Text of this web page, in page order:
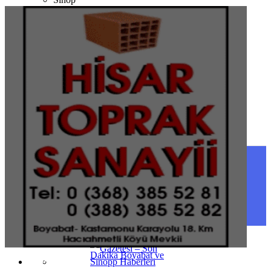
Sivas
Tekirdağ
Trabzon
Tunceli
Van
Yalova
Yozgat
Zonguldak
SINOP
BOYABAT
DURAĞAN
AYANCIK
SIYASET
GENEL
SPOR